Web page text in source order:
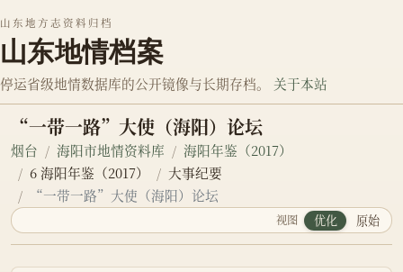
山东地方志资料归档
山东地情档案
停运省级地情数据库的公开镜像与长期存档。 关于本站
“一带一路”大使（海阳）论坛
烟台 海阳市地情资料库
海阳年鉴（2017）
6 海阳年鉴（2017）
大事纪要
“一带一路”大使（海阳）论坛
视图 优化 原始